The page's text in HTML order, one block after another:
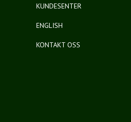
KUNDESENTER
ENGLISH
KONTAKT OSS